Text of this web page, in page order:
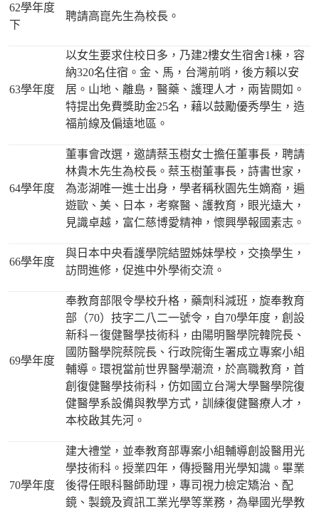
62學年度
下
聘請高崑先生為校長。
63學年度
以女生要求住校日多，乃建2樓女生宿舍1棟，容
納320名住宿。金、馬，台灣前哨，後方賴以安
居。山地、離島，醫藥、護理人才，兩皆闕如。
特提出免費獎助金25名，藉以鼓勵優秀學生，造
福前線及偏遠地區。
64學年度
董事會改選，邀請蔡玉樹女士擔任董事長，聘請
林貴木先生為校長。蔡玉樹董事長，詩書世家，
為澎湖唯一進士出身，學者稱秋園先生嫡裔，遍
遊歐、美、日本，考察醫、護教育，眼光遠大，
見識卓越，富仁慈博愛精神，懷興學報國素志。
66學年度
與日本中央看護學院結盟姊妹學校，交換學生，
訪問進修，促進中外學術交流。
69學年度
奉教育部限令學校升格，藥劑科減班，旋奉教育
部（70）技字二八二一號令，自70學年度，創設
新科－復健醫學技術科，由陽明醫學院韓院長、
國防醫學院蔡院長、行政院衛生署成立專案小組
輔導。環視當前世界醫學潮流，於高職教育，首
創復健醫學技術科，仿如國立台灣大學醫學院復
健醫學系設備與教學方式，訓練復健醫療人才，
本校啟其先河。
70學年度
建大禮堂，並奉教育部專案小組輔導創設醫用光
學技術科。授業四年，傳授醫用光學知識。畢業
後得任眼科醫師助理，專司視力檢定矯治、配
鏡、製鏡及資訊工業光學等業務，為舉國光學教